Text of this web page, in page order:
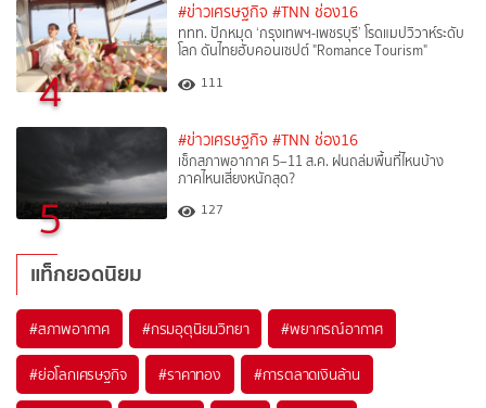
4
#ข่าวเศรษฐกิจ #TNN ช่อง16
ททท. ปักหมุด ‘กรุงเทพฯ-เพชรบุรี’ โรดแมปวิวาห์ระดับ
โลก ดันไทยฮับคอนเซปต์ "Romance Tourism"
111
5
#ข่าวเศรษฐกิจ #TNN ช่อง16
เช็กสภาพอากาศ 5–11 ส.ค. ฝนถล่มพื้นที่ไหนบ้าง
ภาคไหนเสี่ยงหนักสุด?
127
แท็กยอดนิยม
#สภาพอากาศ #กรมอุตุนิยมวิทยา #พยากรณ์อากาศ
#ย่อโลกเศรษฐกิจ #ราคาทอง #การตลาดเงินล้าน